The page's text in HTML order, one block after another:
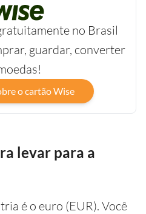
no Brasil
guardar, converter
o cartão Wise
levar para a
é o euro (EUR). Você